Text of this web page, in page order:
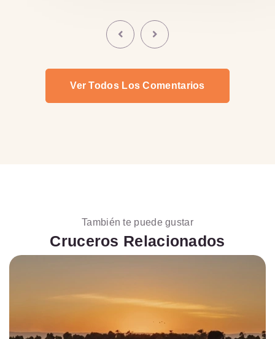
Ver Todos Los Comentarios
También te puede gustar
Cruceros Relacionados